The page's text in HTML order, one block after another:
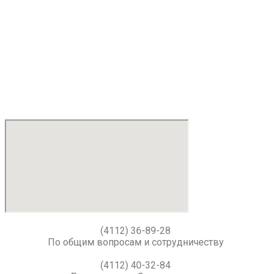
(4112) 36-89-28
По общим вопросам и сотрудничеству
(4112) 40-32-84